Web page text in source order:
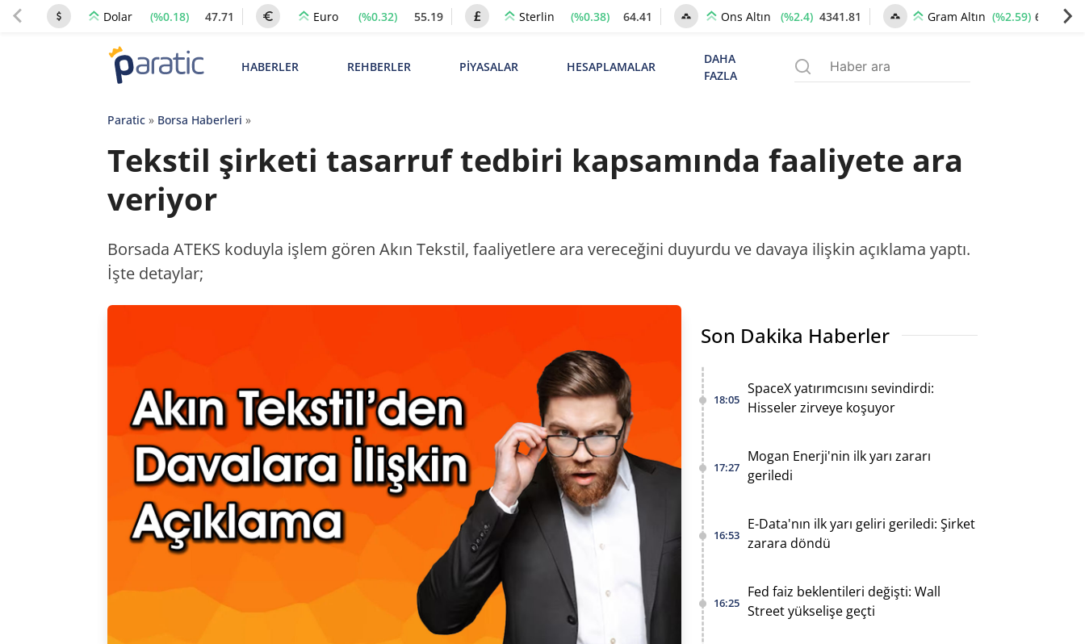
Dolar (%0.18) 47.71 Euro (%0.32) 55.19 Sterlin (%0.38) 64.41 Ons Altın (%2.4) 4341.81 Gram Altın (%2.59) 6660.55
HABERLER REHBERLER PİYASALAR HESAPLAMALAR
DAHA
FAZLA
Paratic» Borsa Haberleri »
Tekstil şirketi tasarruf tedbiri kapsamında faaliyete ara
veriyor
Borsada ATEKS koduyla işlem gören Akın Tekstil, faaliyetlere ara vereceğini duyurdu ve davaya ilişkin açıklama yaptı.
İşte detaylar;
Son Dakika Haberler
18:05
SpaceX yatırımcısını sevindirdi:
Hisseler zirveye koşuyor
17:27
Mogan Enerji'nin ilk yarı zararı
geriledi
16:53
E-Data'nın ilk yarı geliri geriledi: Şirket
zarara döndü
16:25
Fed faiz beklentileri değişti: Wall
Street yükselişe geçti